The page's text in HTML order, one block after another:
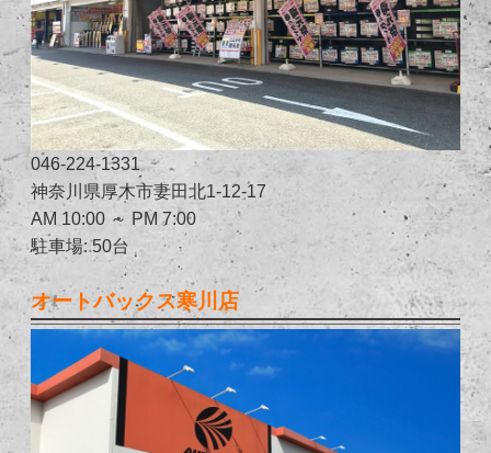
046-224-1331
神奈川県厚木市妻田北1-12-17
AM 10:00 ～ PM 7:00
駐車場: 50台
オートバックス寒川店